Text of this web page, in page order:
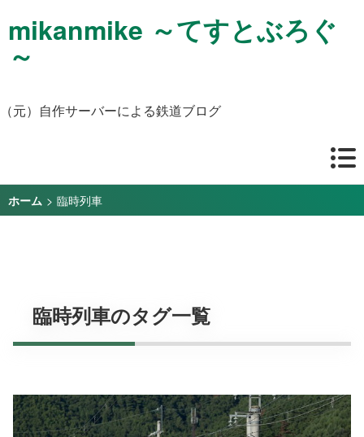
mikanmike ～てすとぶろぐ
～
（元）自作サーバーによる鉄道ブログ
ホーム > 臨時列車
臨時列車のタグ一覧